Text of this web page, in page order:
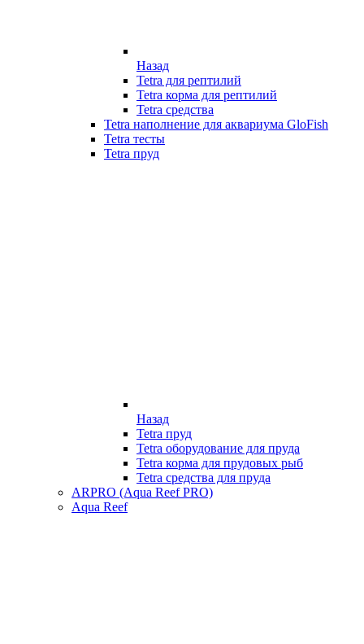
Назад
Tetra для рептилий
Tetra корма для рептилий
Tetra средства
Tetra наполнение для аквариума GloFish
Tetra тесты
Tetra пруд
Назад
Tetra пруд
Tetra оборудование для пруда
Tetra корма для прудовых рыб
Tetra средства для пруда
ARPRO (Aqua Reef PRO)
Aqua Reef